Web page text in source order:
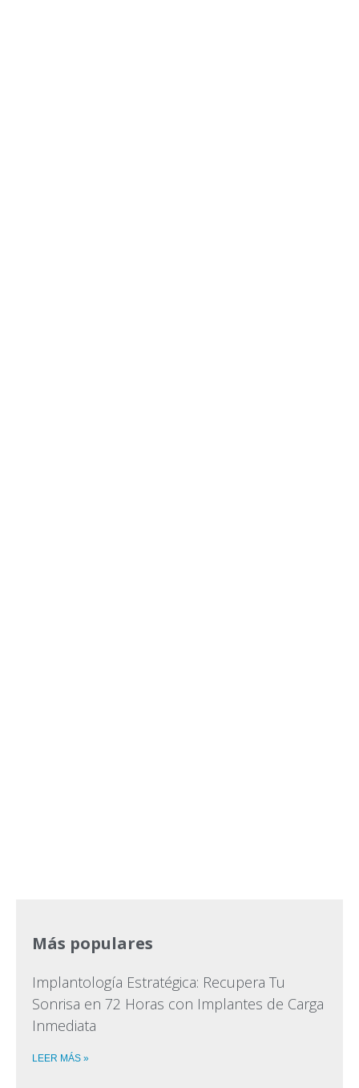
Más populares
Implantología Estratégica: Recupera Tu
Sonrisa en 72 Horas con Implantes de Carga
Inmediata
LEER MÁS »